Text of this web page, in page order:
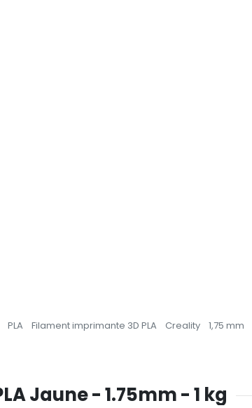
PLA Filament imprimante 3D PLA Creality 1,75 mm
Jaune - 1.75mm - 1 kg